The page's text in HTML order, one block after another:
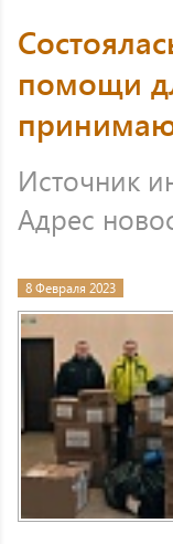
помощи
Источник
Адрес
8 Февраля 2023